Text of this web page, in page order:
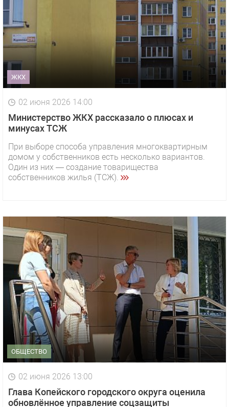
ЖКХ
02 июня 2026 14:00
Министерство ЖКХ рассказало о плюсах и
минусах ТСЖ
При выборе способа управления многоквартирным
домом у собственников есть несколько вариантов.
Один из них — создание товарищества
собственников жилья (ТСЖ).
ОБЩЕСТВО
02 июня 2026 13:00
Глава Копейского городского округа оценила
обновлённое управление соцзащиты